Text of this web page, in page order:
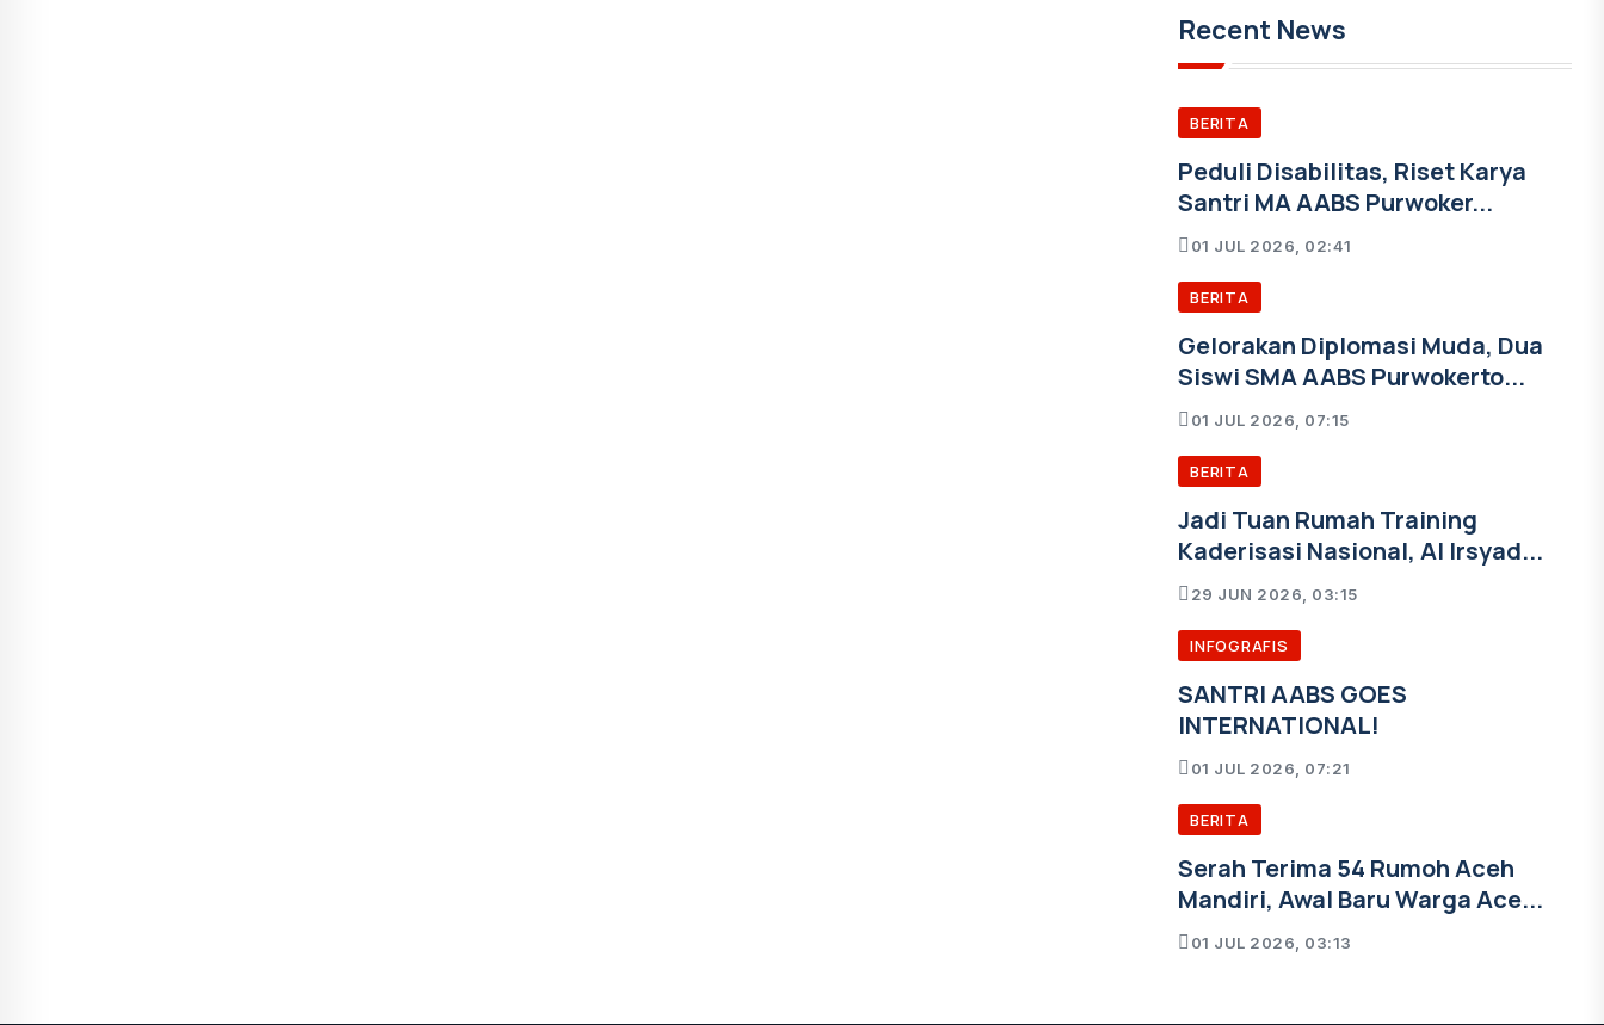
Recent News
BERITA
Peduli Disabilitas, Riset Karya
Santri MA AABS Purwoker...
01 JUL 2026, 02:41
BERITA
Gelorakan Diplomasi Muda, Dua
Siswi SMA AABS Purwokerto...
01 JUL 2026, 07:15
BERITA
Jadi Tuan Rumah Training
Kaderisasi Nasional, Al Irsyad...
29 JUN 2026, 03:15
INFOGRAFIS
SANTRI AABS GOES
INTERNATIONAL!
01 JUL 2026, 07:21
BERITA
Serah Terima 54 Rumoh Aceh
Mandiri, Awal Baru Warga Ace...
01 JUL 2026, 03:13